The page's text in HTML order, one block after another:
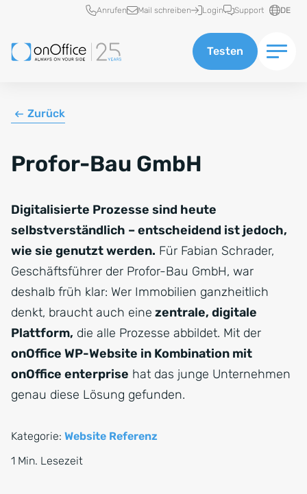
Schnellzugriff
Anrufen Mail schreiben Login Support DE
Testen
Zurück
Profor-Bau GmbH
Digitalisierte Prozesse sind heute
selbstverständlich – entscheidend ist jedoch,
wie sie genutzt werden. Für Fabian Schrader,
Geschäftsführer der Profor-Bau GmbH, war
deshalb früh klar: Wer Immobilien ganzheitlich
denkt, braucht auch eine zentrale, digitale
Plattform, die alle Prozesse abbildet. Mit der
onOffice WP-Website in Kombination mit
onOffice enterprise hat das junge Unternehmen
genau diese Lösung gefunden.
Kategorie: Website Referenz
1 Min. Lesezeit